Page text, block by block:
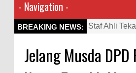
BREAKING NEWS:
Staf Ahli
Ekonomi
Jelang Musda DPD